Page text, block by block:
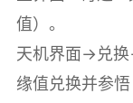
值）。
天机界面→兑
缘值兑换并参悟